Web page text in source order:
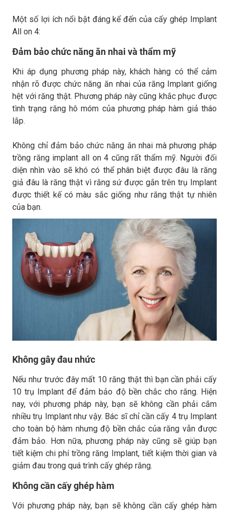
Một số lợi ích nổi bật đáng kể đến của cấy ghép Implant
All on 4:
Đảm bảo chức năng ăn nhai và thẩm mỹ
Khi áp dụng phương pháp này, khách hàng có thể cảm
nhận rõ được chức năng ăn nhai của răng Implant giống
hệt với răng thật. Phương pháp này cũng khắc phục được
tình trạng răng hô móm của phương pháp hàm giả tháo
lắp.
Không chỉ đảm bảo chức năng ăn nhai mà phương pháp
trồng răng implant all on 4 cũng rất thẩm mỹ. Người đối
diện nhìn vào sẽ khó có thể phân biệt được đâu là răng
giả đâu là răng thật vì răng sứ được gắn trên trụ Implant
được thiết kế có màu sắc giống như răng thật tự nhiên
của bạn.
Không gây đau nhức
Nếu như trước đây mất 10 răng thật thì bạn cần phải cấy
10 trụ Implant để đảm bảo độ bền chắc cho răng. Hiện
nay, với phương pháp này, bạn sẽ không cần phải cắm
nhiều trụ Implant như vậy. Bác sĩ chỉ cần cấy 4 trụ Implant
cho toàn bộ hàm nhưng độ bền chắc của răng vẫn được
đảm bảo. Hơn nữa, phương pháp này cũng sẽ giúp bạn
tiết kiệm chi phí trồng răng Implant, tiết kiệm thời gian và
giảm đau trong quá trình cấy ghép răng.
Không cần cấy ghép hàm
Với phương pháp này, bạn sẽ không cần cấy ghép hàm